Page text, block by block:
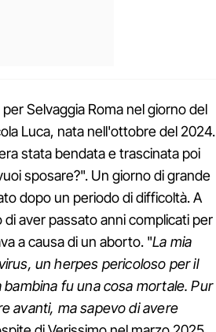
Selvaggia Roma nel giorno del
Luca, nata nell'ottobre del 2024.
stata bendata e trascinata poi
sposare?". Un giorno di grande
dopo un periodo di difficoltà. A
aver passato anni complicati per
a causa di un aborto. "La mia
un herpes pericoloso per il
fu una cosa mortale. Pur
avanti, ma sapevo di avere